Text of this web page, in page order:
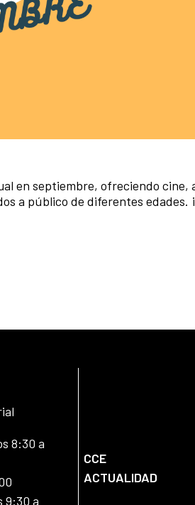
en septiembre, ofreciendo cine,
a público de diferentes edades.
8:30 a
9:30 a
CCE
ACTUALIDAD